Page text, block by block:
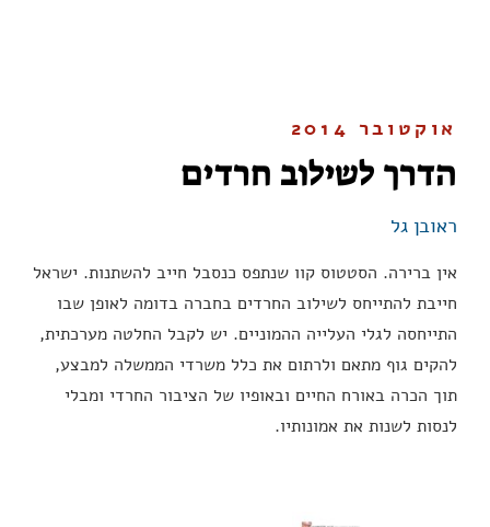
אוקטובר 2014
הדרך לשילוב חרדים
ראובן גל
אין ברירה. הסטטוס קוו שנתפס כנסבל חייב להשתנות. ישראל
חייבת להתייחס לשילוב החרדים בחברה בדומה לאופן שבו
התייחסה לגלי העלייה ההמוניים. יש לקבל החלטה מערכתית,
להקים גוף מתאם ולרתום את כלל משרדי הממשלה למבצע,
תוך הכרה באורח החיים ובאופיו של הציבור החרדי ומבלי
לנסות לשנות את אמונותיו.